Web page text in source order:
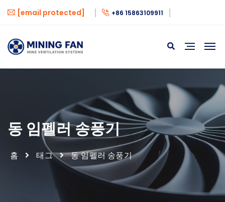
[email protected] +86 15863109911
동 임펠러 송풍기
홈 태그 동 임펠러 송풍기